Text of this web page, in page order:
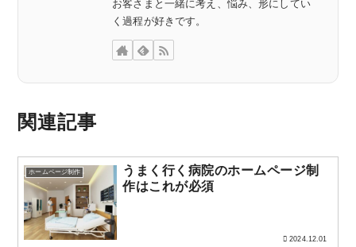
お客さまと一緒に考え、悩み、形にしてい
く過程が好きです。
関連記事
ホームページ制作
うまく行く病院のホームページ制
作はこれが必須
2024.12.01